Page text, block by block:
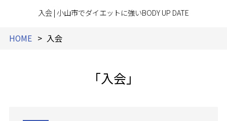
入会 | 小山市でダイエットに強いBODY UP DATE
HOME 入会
「入会」